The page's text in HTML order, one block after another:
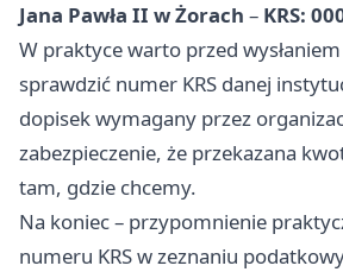
Jana Pawła II w Żorach – KRS:
W praktyce warto przed
sprawdzić numer KRS danej
dopisek wymagany przez
zabezpieczenie, że przekazana
tam, gdzie chcemy.
Na koniec – przypomnienie
numeru KRS w zeznaniu